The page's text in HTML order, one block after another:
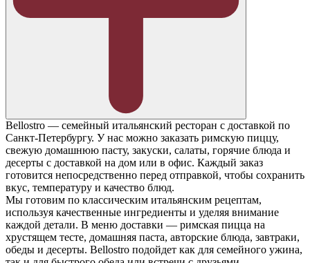
Bellostro — семейный итальянский ресторан с доставкой по
Санкт-Петербургу. У нас можно заказать римскую пиццу,
свежую домашнюю пасту, закуски, салаты, горячие блюда и
десерты с доставкой на дом или в офис. Каждый заказ
готовится непосредственно перед отправкой, чтобы сохранить
вкус, температуру и качество блюд.
Мы готовим по классическим итальянским рецептам,
используя качественные ингредиенты и уделяя внимание
каждой детали. В меню доставки — римская пицца на
хрустящем тесте, домашняя паста, авторские блюда, завтраки,
обеды и десерты. Bellostro подойдет как для семейного ужина,